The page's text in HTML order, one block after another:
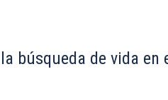
búsqueda de vida en